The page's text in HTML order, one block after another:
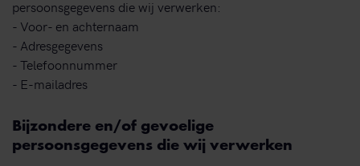
persoonsgegevens die wij verwerken:
- Voor- en achternaam
- Adresgegevens
- Telefoonnummer
- E-mailadres
Bijzondere en/of gevoelige
persoonsgegevens die wij verwerken